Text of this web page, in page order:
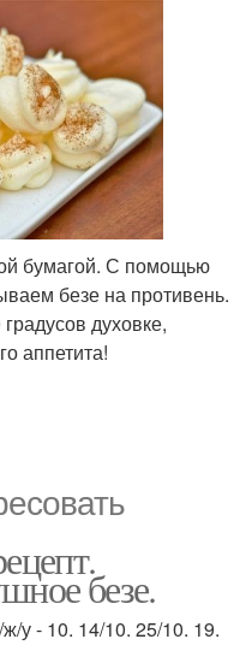
бумагой. С помощью
безе на противень.
духовке,
аппетита!
безе.
у - 10. 14/10. 25/10. 19.